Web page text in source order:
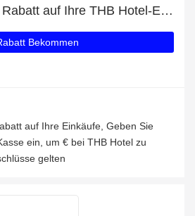
Erhalten Sie 19% Rabatt auf Ihre THB Hotel-Einkäufe
Bekommen
auf Ihre Einkäufe, Geben Sie
ein, um € bei THB Hotel zu
gelten